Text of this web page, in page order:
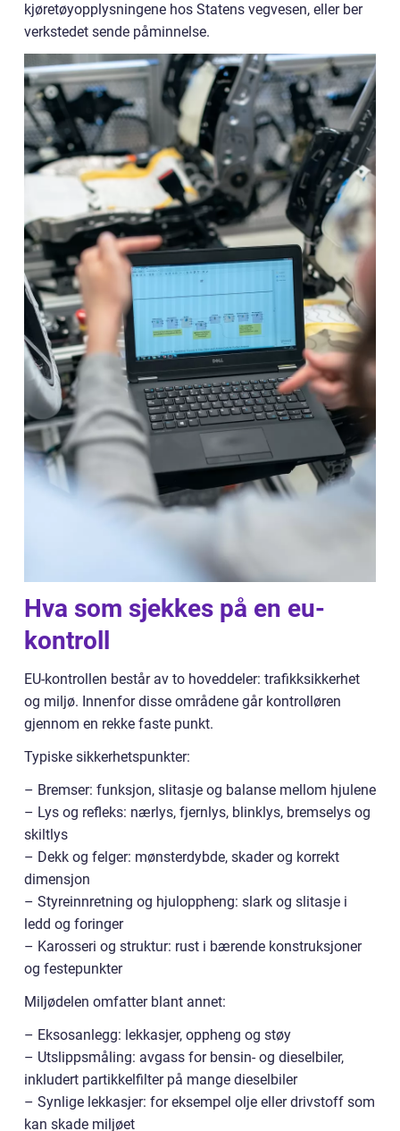
kjøretøyopplysningene hos Statens vegvesen, eller ber
verkstedet sende påminnelse.
Hva som sjekkes på en eu-
kontroll
EU-kontrollen består av to hoveddeler: trafikksikkerhet
og miljø. Innenfor disse områdene går kontrolløren
gjennom en rekke faste punkt.
Typiske sikkerhetspunkter:
– Bremser: funksjon, slitasje og balanse mellom hjulene
– Lys og refleks: nærlys, fjernlys, blinklys, bremselys og
skiltlys
– Dekk og felger: mønsterdybde, skader og korrekt
dimensjon
– Styreinnretning og hjuloppheng: slark og slitasje i
ledd og foringer
– Karosseri og struktur: rust i bærende konstruksjoner
og festepunkter
Miljødelen omfatter blant annet:
– Eksosanlegg: lekkasjer, oppheng og støy
– Utslippsmåling: avgass for bensin- og dieselbiler,
inkludert partikkelfilter på mange dieselbiler
– Synlige lekkasjer: for eksempel olje eller drivstoff som
kan skade miljøet